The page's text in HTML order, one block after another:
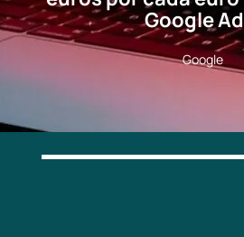
Google
Google